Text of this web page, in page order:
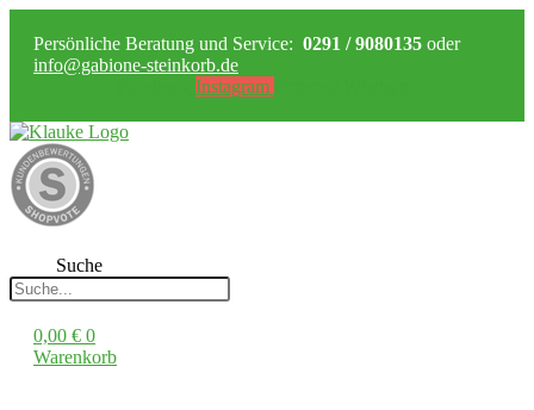
Persönliche Beratung und Service: 0291 / 9080135 oder
info@gabione-steinkorb.de
Instagram
Suche
0,00 € 0
Warenkorb